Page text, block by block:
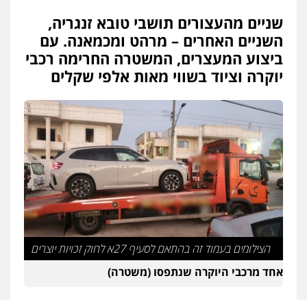
מנשה, אלמוג – עורכי דין
פלילי עבירות תנועה צווארון לבן תעבורה
עורכי דין לענייני אסירים מעצרים וחקירות
0546470989
פשיעה חמורה מעצרים וחקירות
0538788878
עו"ד אסף דוק
פלילי עבירות מין סמים והימורים פשיעה
חמורה חקירות ומעצרים צווארון לבן והונאה
0526885006
עו"ד שלי גורביץ – לוי
משפט פלילי פשיעה חמורה מעצרים
וחקירות צבאי תעבורה
שניים מהעצורים תושבי טובא זנגריה,
השניים האחרים – מרהט ומכמאנה. עם
ביצוע המעצרים, המשטרה החרימה רכבי
יוקרה וציוד בשווי מאות אלפי שקלים
הצילומים בעמוד זה בהתאם לסעיף 27א לחוק זכויות יוצרים
אחד מרכבי היוקרה שנתפסו (משטרה)